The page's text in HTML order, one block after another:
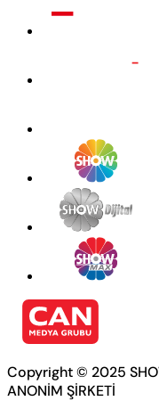
Copyright © 2025
ANONİM ŞİRKETİ